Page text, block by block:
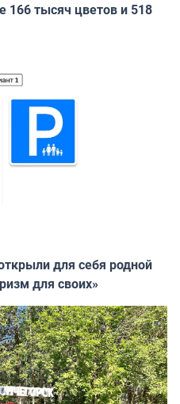
тысяч цветов и 518
для себя родной
для своих»